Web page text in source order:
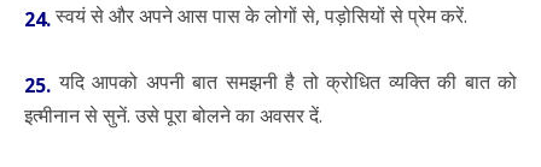
24.स्वयं से और अपने आस पास के लोगों से, पड़ोसियों से प्रेम करें.
25. यदि आपको अपनी बात समझनी है तो क्रोधित व्यक्ति की बात को
इत्मीनान से सुनें. उसे पूरा बोलने का अवसर दें.